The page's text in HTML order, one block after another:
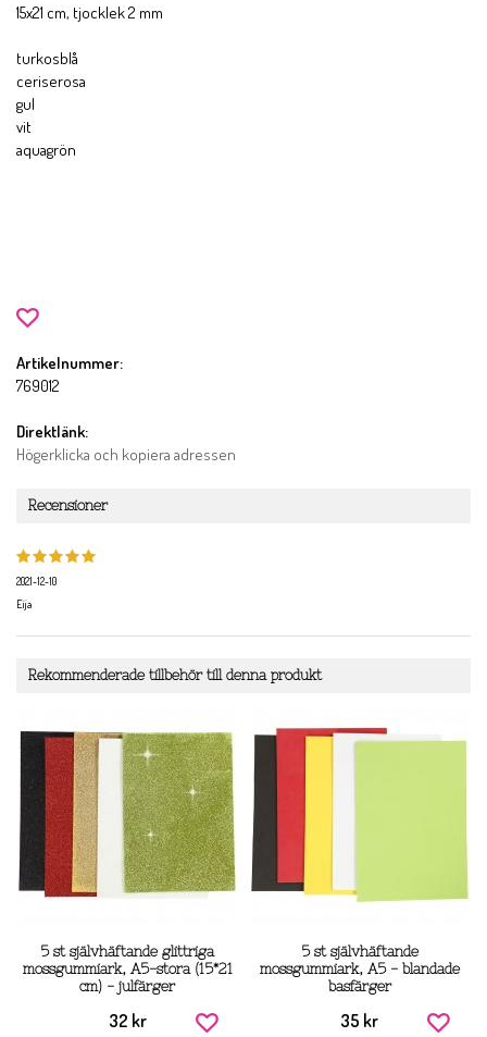
15x21 cm, tjocklek 2 mm
turkosblå
ceriserosa
gul
vit
aquagrön
Artikelnummer:
769012
Direktlänk:
Högerklicka och kopiera adressen
Recensioner
2021-12-10
Eija
Rekommenderade tillbehör till denna produkt
5 st självhäftande glittriga
mossgummiark, A5-stora (15*21
cm) - julfärger
32 kr
5 st självhäftande
mossgummiark, A5 - blandade
basfärger
35 kr